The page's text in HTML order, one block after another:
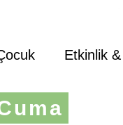
Etkinlik